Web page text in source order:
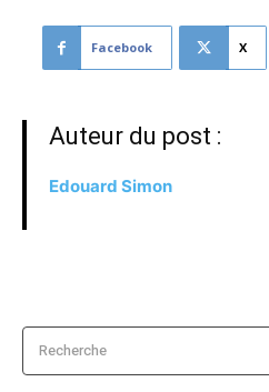
Facebook X
Auteur du post :
Edouard Simon
Recherche